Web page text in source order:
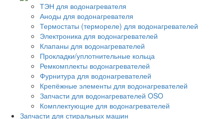
ТЭН для водонагревателя
Аноды для водонагревателя
Термостаты (термореле) для водонагревателей
Электроника для водонагревателей
Клапаны для водонагревателей
Прокладки/уплотнительные кольца
Ремкомплекты водонагревателей
Фурнитура для водонагревателей
Крепёжные элементы для водонагревателей
Запчасти для водонагревателей OSO
Комплектующие для водонагревателей
Запчасти для стиральных машин